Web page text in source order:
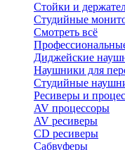
Стойки и
Студийные
Смотреть всё
Диджейские
Наушники для
Студийные
Ресиверы и
AV процессоры
AV ресиверы
CD ресиверы
Сабвуферы